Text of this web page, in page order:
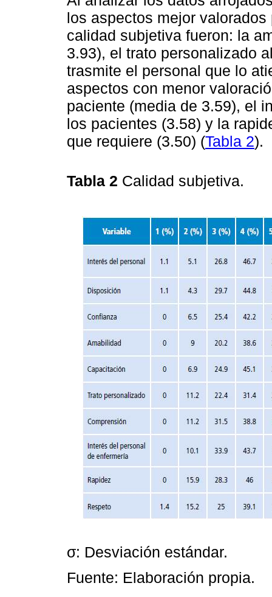
los aspectos mejor
calidad subjetiva fueron: la
3.93), el trato personalizado
trasmite el personal que lo
aspectos con menor
paciente (media de 3.59), el
los pacientes (3.58) y la
que requiere (3.50) (Tabla 2).
Tabla 2 Calidad subjetiva.
σ: Desviación estándar.
Fuente: Elaboración propia.